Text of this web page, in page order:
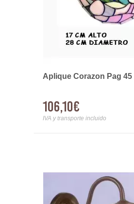
Aplique Corazon Pag 45
106,10€
IVA y transporte incluido